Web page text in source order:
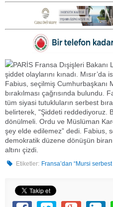
PARİS Fransa Dışişleri
şiddet olaylarını kınadı.
Fabius, seçilmiş Cumhurbaşkanı
bırakılması çağrısında
tüm siyasi tutukluların serbest
belirterek, "Şiddeti reddediyoruz.
dönülmeli. Ordu ve Müslüman
şey elde edilemez” dedi. Fabius,
demokratik düzene dönüşün
altını çizdi.
Etiketler: Fransa’dan “Mursi serbest